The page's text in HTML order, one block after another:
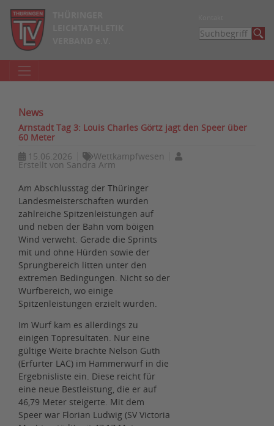
News
Arnstadt Tag 3: Louis Charles Görtz jagt den Speer über
60 Meter
15.06.2026
Wettkampfwesen
Erstellt von Sandra Arm
Am Abschlusstag der Thüringer
Landesmeisterschaften wurden
zahlreiche Spitzenleistungen auf
und neben der Bahn vom böigen
Wind verweht. Gerade die Sprints
mit und ohne Hürden sowie der
Sprungbereich litten unter den
extremen Bedingungen. Nicht so der
Wurfbereich, wo einige
Spitzenleistungen erzielt wurden.
Im Wurf kam es allerdings zu
einigen Topresultaten. Nur eine
gültige Weite brachte Nelson Guth
(Erfurter LAC) im Hammerwurf in die
Ergebnisliste ein. Diese reicht für
eine neue Bestleistung, die er auf
46,79 Meter steigerte. Mit dem
Speer war Florian Ludwig (SV Victoria